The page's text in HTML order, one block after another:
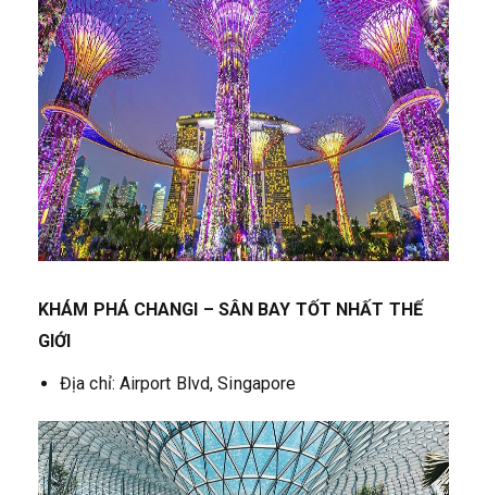
KHÁM PHÁ CHANGI – SÂN BAY TỐT NHẤT THẾ
GIỚI
Địa chỉ: Airport Blvd, Singapore